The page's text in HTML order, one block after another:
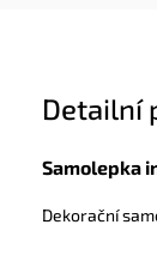
Detailní
Samolepka
Dekorační